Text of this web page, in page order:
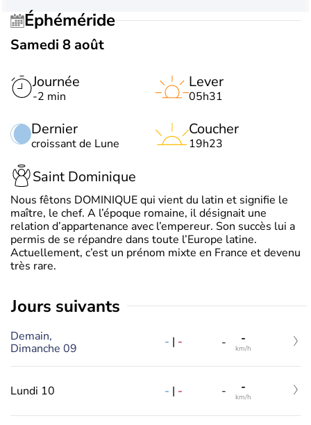
Éphéméride
Samedi 8 août
Journée
-2 min
Dernier
croissant de Lune
Lever
05h31
Coucher
19h23
Saint Dominique
Nous fêtons DOMINIQUE qui vient du latin et signifie le
maître, le chef. A l’époque romaine, il désignait une
relation d’appartenance avec l’empereur. Son succès lui a
permis de se répandre dans toute l’Europe latine.
Actuellement, c’est un prénom mixte en France et devenu
très rare.
jours suivants
Demain,
Dimanche 09
- | - - -
km/h
Lundi 10 - | - - -
km/h